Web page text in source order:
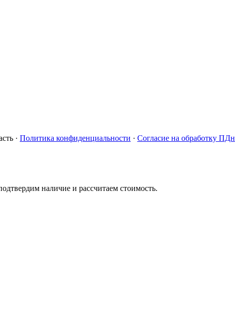
· Политика конфиденциальности · Согласие на обработку ПДн
наличие и рассчитаем стоимость.